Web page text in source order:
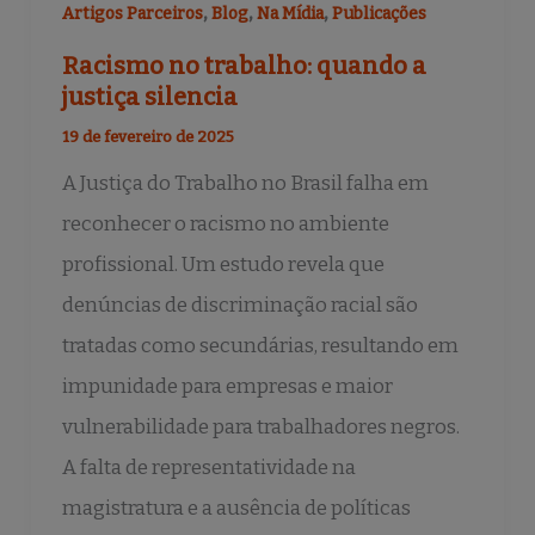
Artigos Parceiros,Blog,Na Mídia,Publicações
Racismo no trabalho: quando a
justiça silencia
19 de fevereiro de 2025
A Justiça do Trabalho no Brasil falha em
reconhecer o racismo no ambiente
profissional. Um estudo revela que
denúncias de discriminação racial são
tratadas como secundárias, resultando em
impunidade para empresas e maior
vulnerabilidade para trabalhadores negros.
A falta de representatividade na
magistratura e a ausência de políticas